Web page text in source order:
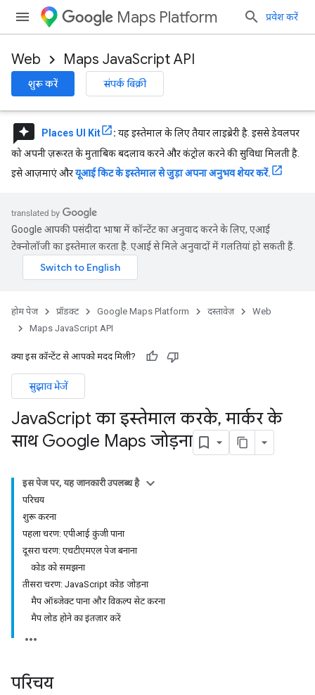
Maps Platform प्रवेश करें
Web Maps JavaScript API
शुरू करें संपर्क बिक्री
reviews Places UI Kit : यह इस्तेमाल के लिए तैयार लाइब्रेरी है. इससे डेवलपर
को अपनी ज़रूरत के मुताबिक बदलाव करने और कंट्रोल करने की सुविधा मिलती है.
इसे आज़माएं औरयूआई किट के इस्तेमाल से जुड़ा अपना अनुभव शेयर करें.
Google आपकी पसंदीदा भाषा में कॉन्टेंट का अनुवाद करने के लिए, एआई
टेक्नोलॉजी का इस्तेमाल करता है. एआई से मिले अनुवादों में गलतियां हो सकती हैं.
होम पेज प्रॉडक्ट Google Maps Platform दस्तावेज़
Web
Maps JavaScript API
क्या इस कॉन्टेंट से आपको मदद मिली?
सुझाव भेजें
JavaScript का इस्तेमाल करके, मार्कर के
साथ Google Maps जोड़ना
इस पेज पर, यह जानकारी उपलब्ध है
परिचय
शुरू करना
पहला चरण: एपीआई कुंजी पाना
दूसरा चरण: एचटीएमएल पेज बनाना
कोड को समझना
तीसरा चरण: JavaScript कोड जोड़ना
मैप ऑब्जेक्ट पाना और विकल्प सेट करना
मैप लोड होने का इंतज़ार करें
परिचय